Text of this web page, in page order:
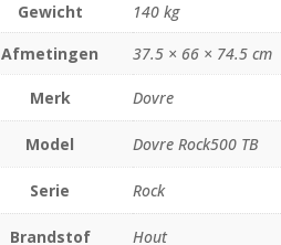
Gewicht
140 kg
Afmetingen
37.5 × 66 × 74.5 cm
Merk Dovre
Model Dovre Rock500 TB
Serie Rock
Brandstof Hout